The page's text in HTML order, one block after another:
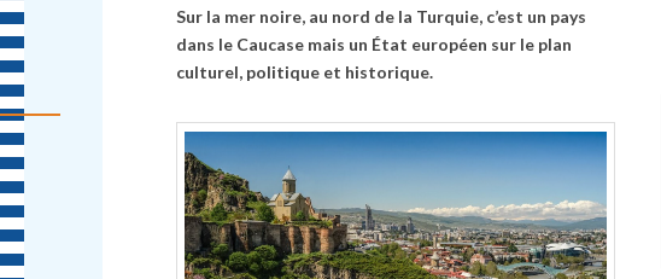
Sur la mer noire, au nord de la Turquie, c’est un pays
dans le Caucase mais un État européen sur le plan
culturel, politique et historique.